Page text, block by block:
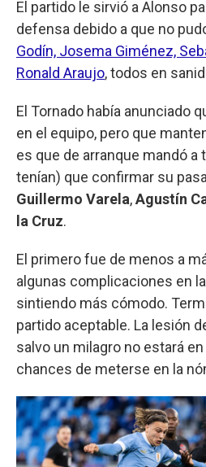
El partido le sirvió a Alonso
defensa debido a que no
Godín, Josema Giménez,
Ronald Araujo, todos en
El Tornado había anunciado
en el equipo, pero que
es que de arranque mandó a
tenían) que confirmar su
Guillermo Varela,Agustín
la Cruz.
El primero fue de menos a
algunas complicaciones en
sintiendo más cómodo.
partido aceptable. La lesión
salvo un milagro no estará
chances de meterse en la